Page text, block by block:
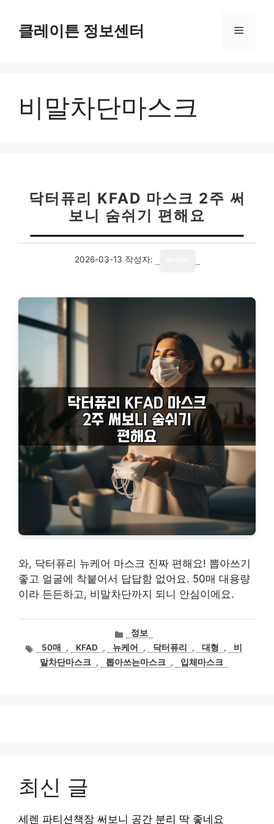
클레이튼 정보센터 메
비말차단마스크
닥터퓨리 KFAD 마스크 2주 써
보니 숨쉬기 편해요
2026-03-13 작성자:
와, 닥터퓨리 뉴케어 마스크 진짜 편해요! 뽑아쓰기
좋고 얼굴에 착붙어서 답답함 없어요. 50매 대용량
이라 든든하고, 비말차단까지 되니 안심이에요.
카
테
고
리
정보
태
그
50매 , KFAD , 뉴케어 , 닥터퓨리 , 대형 ,
비
말차단마스크 , 뽑아쓰는마스크 , 입체마스크
최신 글
세렌 파티션책장 써보니 공간 분리 딱 좋네요